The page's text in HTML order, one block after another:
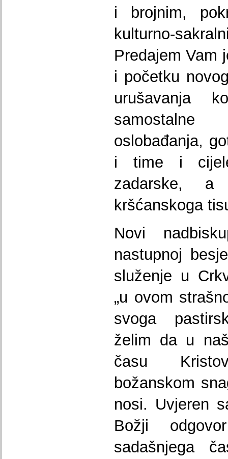
i brojnim,
kulturno-
Predajem Vam
i početku
urušavanja
oslobađanja,
i time i
zadarske,
kršćanskoga
Novi
nastupnoj
služenje u
„u ovom
svoga
želim da u
času
božanskom
nosi. Uvjeren
Božji
sadašnjega